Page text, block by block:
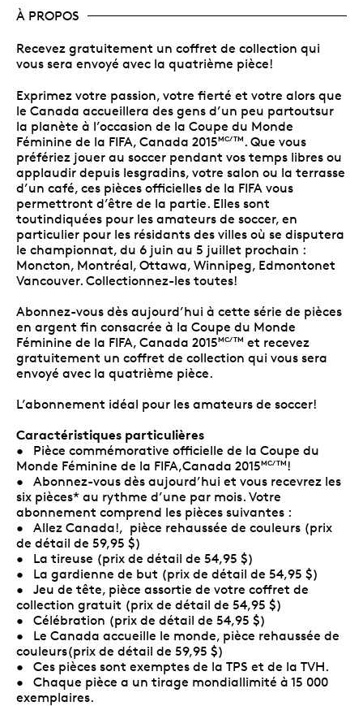
À PROPOS
Recevez gratuitement un coffret de collection qui
vous sera envoyé avec la quatrième pièce!
Exprimez votre passion, votre fierté et votre alors que
le Canada accueillera des gens d’un peu partoutsur
la planète à l’occasion de la Coupe du Monde
Féminine de la FIFA, Canada 2015MC/TM . Que vous
préfériez jouer au soccer pendant vos temps libres ou
applaudir depuis lesgradins, votre salon ou la terrasse
d’un café, ces pièces officielles de la FIFA vous
permettront d’être de la partie. Elles sont
toutindiquées pour les amateurs de soccer, en
particulier pour les résidants des villes où se disputera
le championnat, du 6 juin au 5 juillet prochain :
Moncton, Montréal, Ottawa, Winnipeg, Edmontonet
Vancouver. Collectionnez-les toutes!
Abonnez-vous dès aujourd’hui à cette série de pièces
en argent fin consacrée à la Coupe du Monde
Féminine de la FIFA, Canada 2015MC/TM et recevez
gratuitement un coffret de collection qui vous sera
envoyé avec la quatrième pièce.
L’abonnement idéal pour les amateurs de soccer!
Caractéristiques particulières
• Pièce commémorative officielle de la Coupe du
Monde Féminine de la FIFA,Canada 2015MC/TM!
• Abonnez-vous dès aujourd’hui et vous recevrez les
six pièces* au rythme d’une par mois. Votre
abonnement comprend les pièces suivantes :
• Allez Canada!, pièce rehaussée de couleurs (prix
de détail de 59,95 $)
• La tireuse (prix de détail de 54,95 $)
• La gardienne de but (prix de détail de 54,95 $)
• Jeu de tête, pièce assortie de votre coffret de
collection gratuit (prix de détail de 54,95 $)
• Célébration (prix de détail de 54,95 $)
• Le Canada accueille le monde, pièce rehaussée de
couleurs(prix de détail de 59,95 $)
• Ces pièces sont exemptes de la TPS et de la TVH.
• Chaque pièce a un tirage mondiallimité à 15 000
exemplaires.